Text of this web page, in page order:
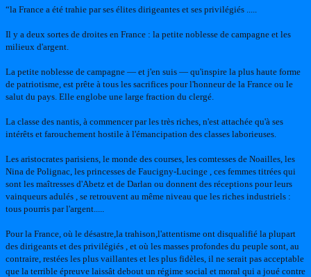
“la France a été trahie par ses élites dirigeantes et ses privilégiés .....
Il y a deux sortes de droites en France : la petite noblesse de campagne et les
milieux d'argent.
La petite noblesse de campagne — et j'en suis — qu'inspire la plus haute forme
de patriotisme, est prête à tous les sacrifices pour l'honneur de la France ou le
salut du pays. Elle englobe une large fraction du clergé.
La classe des nantis, à commencer par les très riches, n'est attachée qu'à ses
intérêts et farouchement hostile à l'émancipation des classes laborieuses.
Les aristocrates parisiens, le monde des courses, les comtesses de Noailles, les
Nina de Polignac, les princesses de Faucigny-Lucinge , ces femmes titrées qui
sont les maîtresses d'Abetz et de Darlan ou donnent des réceptions pour leurs
vainqueurs adulés , se retrouvent au même niveau que les riches industriels :
tous pourris par l'argent.....
Pour la France, où le désastre,la trahison,l'attentisme ont disqualifié la plupart
des dirigeants et des privilégiés , et où les masses profondes du peuple sont, au
contraire, restées les plus vaillantes et les plus fidèles, il ne serait pas acceptable
que la terrible épreuve laissât debout un régime social et moral qui a joué contre